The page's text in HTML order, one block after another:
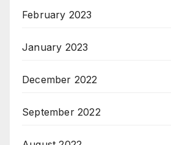
February 2023
January 2023
December 2022
September 2022